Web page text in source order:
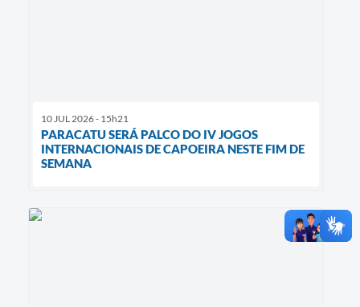
10 JUL 2026 - 15h21
PARACATU SERÁ PALCO DO IV JOGOS
INTERNACIONAIS DE CAPOEIRA NESTE FIM DE
SEMANA